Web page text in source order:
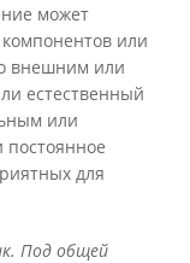
может
или
внешним или
естественный
или
для
Под общей